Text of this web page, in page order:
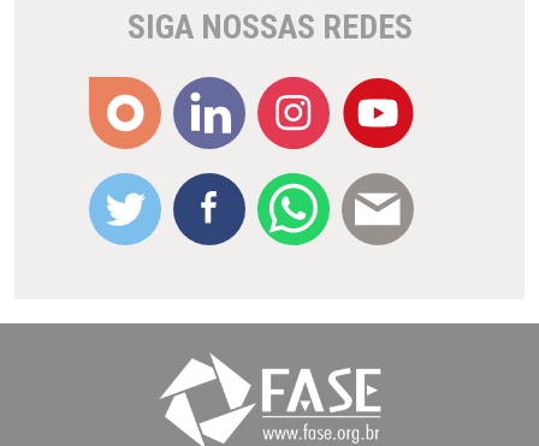
SIGA NOSSAS REDES